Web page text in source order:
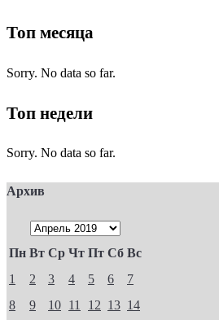
Топ месяца
Sorry. No data so far.
Топ недели
Sorry. No data so far.
Архив
Пн Вт Ср Чт Пт Сб Вс
1 2 3 4 5 6
7
8
9 10 11 12 13 14